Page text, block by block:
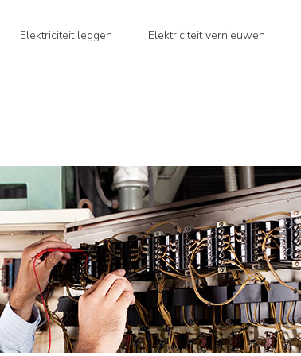
Elektriciteit leggen Elektriciteit vernieuwen